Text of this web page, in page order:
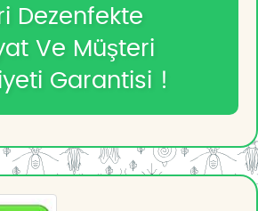
Dezenfekte
Ve Müşteri
Garantisi !